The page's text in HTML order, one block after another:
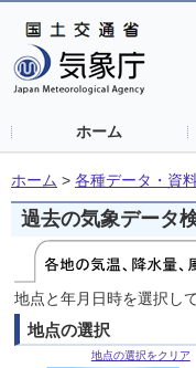
ホーム
ホーム > 各種データ・資
過去の気象データ
地点と年月日時を選択し
地点の選択
地点の選択をクリア